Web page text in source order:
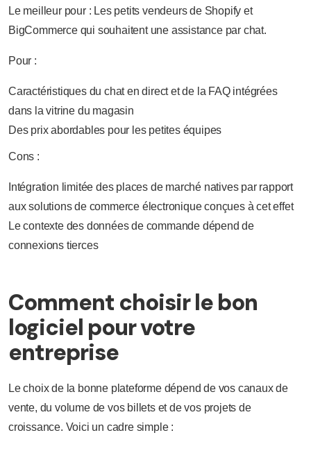
Le meilleur pour : Les petits vendeurs de Shopify et
BigCommerce qui souhaitent une assistance par chat.
Pour :
Caractéristiques du chat en direct et de la FAQ intégrées
dans la vitrine du magasin
Des prix abordables pour les petites équipes
Cons :
Intégration limitée des places de marché natives par rapport
aux solutions de commerce électronique conçues à cet effet
Le contexte des données de commande dépend de
connexions tierces
Comment choisir le bon
logiciel pour votre
entreprise
Le choix de la bonne plateforme dépend de vos canaux de
vente, du volume de vos billets et de vos projets de
croissance. Voici un cadre simple :